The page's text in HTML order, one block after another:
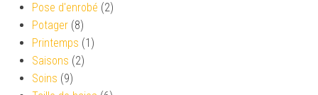
Pose d'enrobé (2)
Potager (8)
Printemps (1)
Saisons (2)
Soins (9)